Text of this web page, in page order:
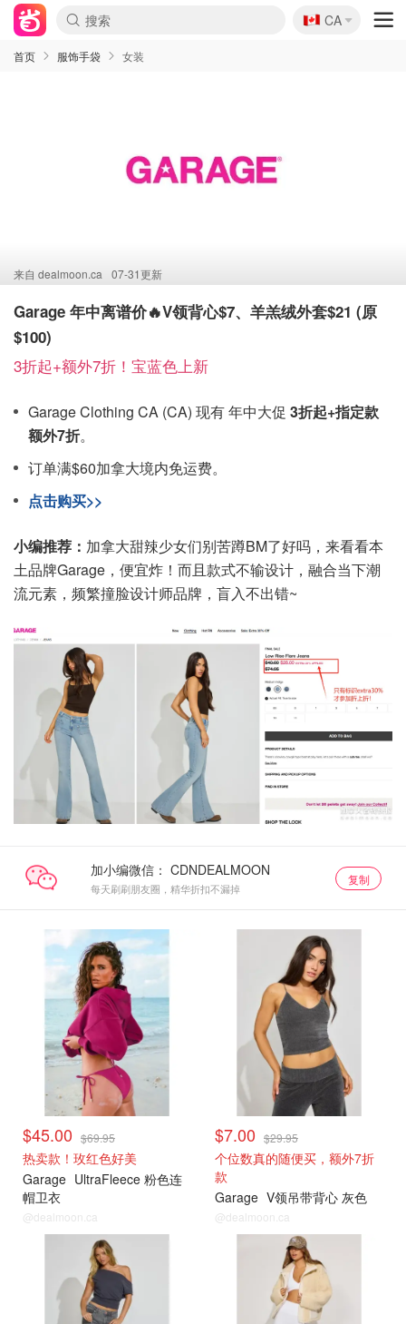
🇨🇦
CA
首页 服饰手袋 女装
来自 dealmoon.ca 07-31更新
Garage 年中离谱价🔥V领背心$7、羊羔绒外套$21 (原
$100)
3折起+额外7折！宝蓝色上新
Garage Clothing CA (CA) 现有 年中大促 3折起+指定款
额外7折。
订单满$60加拿大境内免运费。
点击购买>>
小编推荐： 加拿大甜辣少女们别苦蹲BM了好吗，来看看本
土品牌Garage，便宜炸！而且款式不输设计，融合当下潮
流元素，频繁撞脸设计师品牌，盲入不出错~
加小编微信：
每天刷刷朋友圈，精华折扣不漏掉
复制
小编推荐
$45.00 $69.95
热卖款！玫红色好美
Garage UltraFleece 粉色连
帽卫衣
@dealmoon.ca
$7.00 $29.95
个位数真的随便买，额外7折
款
Garage V领吊带背心 灰色
@dealmoon.ca